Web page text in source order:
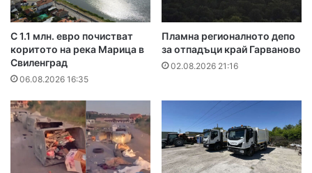
С 1.1 млн. евро почистват
коритото на река Марица в
Свиленград
06.08.2026 16:35
Пламна регионалното депо
за отпадъци край Гарваново
02.08.2026 21:16